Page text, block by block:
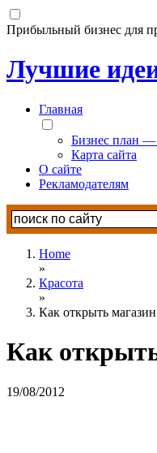
Прибыльный бизнес для
Лучшие
Главная
Бизнес план
Карта сайта
О сайте
Рекламодателям
Home
»
Красота
»
Как открыть
Как
19/08/2012